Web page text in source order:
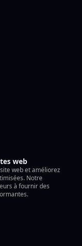
web
web et améliorez
Notre
à fournir des